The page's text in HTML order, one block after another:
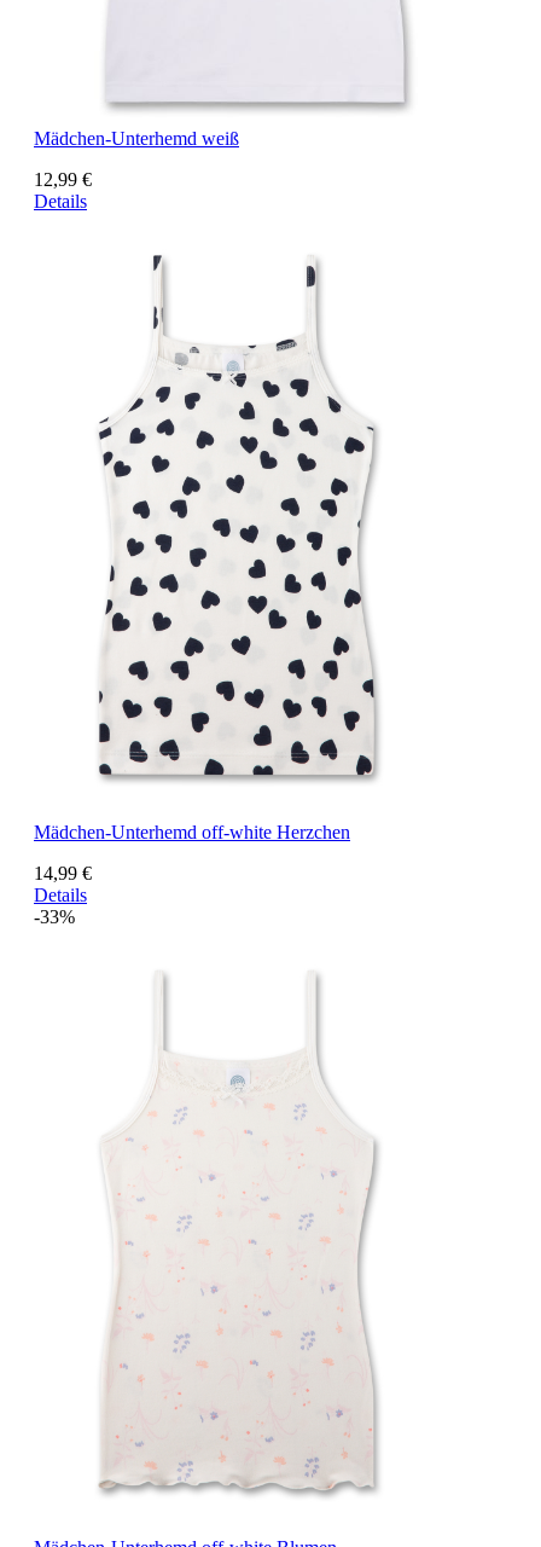
Mädchen-Unterhemd weiß
12,99 €
Details
Mädchen-Unterhemd off-white Herzchen
14,99 €
Details
-33%